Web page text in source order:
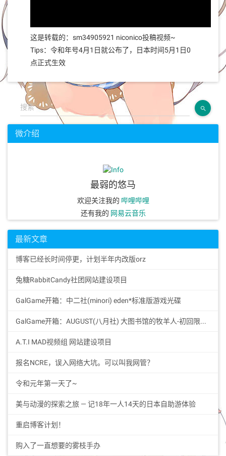
这是转载的：sm34905921 niconico投稿视频~
Tips：令和年号4月1日就公布了，日本时间5月1日0
点正式生效
搜索
微介绍
最弱的悠马
欢迎关注我的 哔哩哔哩
还有我的 网易云音乐
最新文章
博客已经长时间停更，计划半年内改版orz
兔糖RabbitCandy社团网站建设项目
GalGame开箱：中二社(minori) eden*标准版游戏光碟
GalGame开箱：AUGUST(八月社) 大图书馆的牧羊人-初回限定Premium版特典BOX
A.T.I MAD视频组 网站建设项目
报名NCRE，误入网络大坑。可以叫我网管？
令和元年第一天了~
美与动漫的探索之旅 — 记18年一人14天的日本自助游体验
重启博客计划！
购入了一直想要的雾枝手办